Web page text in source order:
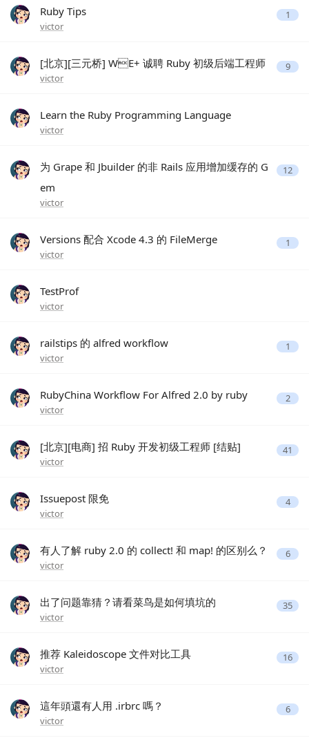
Ruby Tips
victor
1
[北京][三元桥] WE+ 诚聘 Ruby 初级后端工程师
victor
9
Learn the Ruby Programming Language
victor
为 Grape 和 Jbuilder 的非 Rails 应用增加缓存的 G
em
victor
12
Versions 配合 Xcode 4.3 的 FileMerge
victor
1
TestProf
victor
railstips 的 alfred workflow
victor
1
RubyChina Workflow For Alfred 2.0 by ruby
victor
2
[北京][电商] 招 Ruby 开发初级工程师 [结贴]
victor
41
Issuepost 限免
victor
4
有人了解 ruby 2.0 的 collect! 和 map! 的区别么？
victor
6
出了问题靠猜？请看菜鸟是如何填坑的
victor
35
推荐 Kaleidoscope 文件对比工具
victor
16
這年頭還有人用 .irbrc 嗎？
victor
6